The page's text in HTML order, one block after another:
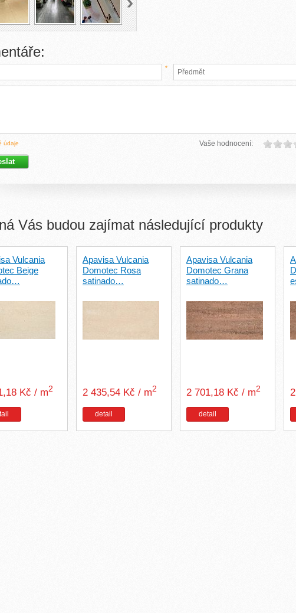
*
údaje Vaše hodnocení:
Vás budou zajímat následující produkty
Vulcania
Beige
Kč / m2
Apavisa Vulcania
Domotec Rosa
satinado…
2 435,54 Kč / m2
detail
Apavisa Vulcania
Domotec Grana
satinado…
2 701,18 Kč / m2
detail